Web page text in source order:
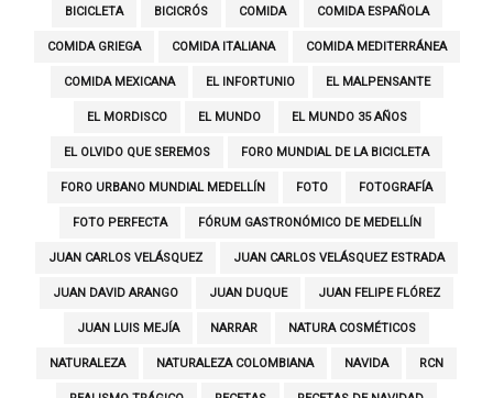
BICICLETA BICICRÓS COMIDA COMIDA ESPAÑOLA
COMIDA GRIEGA COMIDA ITALIANA COMIDA MEDITERRÁNEA
COMIDA MEXICANA EL INFORTUNIO EL MALPENSANTE
EL MORDISCO EL MUNDO EL MUNDO 35 AÑOS
EL OLVIDO QUE SEREMOS FORO MUNDIAL DE LA BICICLETA
FORO URBANO MUNDIAL MEDELLÍN FOTO FOTOGRAFÍA
FOTO PERFECTA FÓRUM GASTRONÓMICO DE MEDELLÍN
JUAN CARLOS VELÁSQUEZ JUAN CARLOS VELÁSQUEZ ESTRADA
JUAN DAVID ARANGO JUAN DUQUE JUAN FELIPE FLÓREZ
JUAN LUIS MEJÍA NARRAR NATURA COSMÉTICOS
NATURALEZA NATURALEZA COLOMBIANA NAVIDA RCN